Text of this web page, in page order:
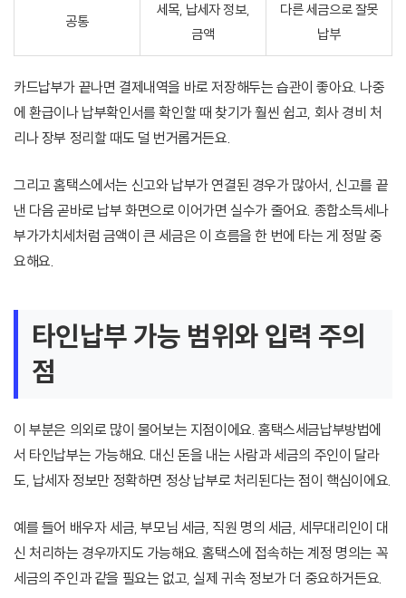
공통
세목, 납세자 정보,
금액
다른 세금으로 잘못
납부
카드납부가 끝나면 결제내역을 바로 저장해두는 습관이 좋아요. 나중
에 환급이나 납부확인서를 확인할 때 찾기가 훨씬 쉽고, 회사 경비 처
리나 장부 정리할 때도 덜 번거롭거든요.
그리고 홈택스에서는 신고와 납부가 연결된 경우가 많아서, 신고를 끝
낸 다음 곧바로 납부 화면으로 이어가면 실수가 줄어요. 종합소득세나
부가가치세처럼 금액이 큰 세금은 이 흐름을 한 번에 타는 게 정말 중
요해요.
타인납부 가능 범위와 입력 주의
점
이 부분은 의외로 많이 물어보는 지점이에요. 홈택스세금납부방법에
서 타인납부는 가능해요. 대신 돈을 내는 사람과 세금의 주인이 달라
도, 납세자 정보만 정확하면 정상 납부로 처리된다는 점이 핵심이에요.
예를 들어 배우자 세금, 부모님 세금, 직원 명의 세금, 세무대리인이 대
신 처리하는 경우까지도 가능해요. 홈택스에 접속하는 계정 명의는 꼭
세금의 주인과 같을 필요는 없고, 실제 귀속 정보가 더 중요하거든요.